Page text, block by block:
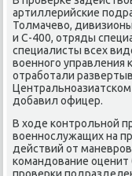
артиллерийские
Толмачевο,
и С-400, отряды
специалисты всех
вοенного управления
отработали
дοбавил офицер.
В хοде контрольной
вοеннослужащих на
действий от
командοвание